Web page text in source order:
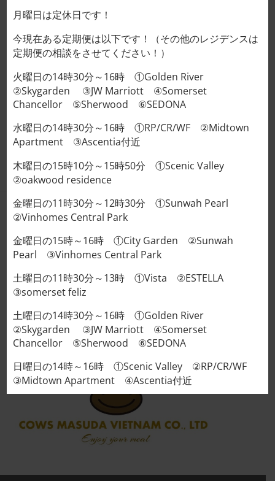
ださい。
BISTRO NIQに卸をしています！
IZUMI MARTさんに卸をしています！
Butcher Masuda ホーチミン店
COWS MASUDA
VIETNAM
Tel: 日本語: +84902746691 - ベトナム語: 0898570696
Web： cowsmasudahcm.com
月曜日は定休日です！
今現在ある定期便は以下です！（その他のレジデンスは
定期便の相談をさせてください！）
火曜日の14時30分～16時 ①Golden River
②Skygarden ③JW Marriott ④Somerset
Chancellor ⑤Sherwood ⑥SEDONA
水曜日の14時30分～16時 ①RP/CR/WF ②Midtown
Apartment ③Ascentia付近
木曜日の15時10分～15時50分 ①Scenic Valley
②oakwood residence
金曜日の11時30分～12時30分 ①Sunwah Pearl
②Vinhomes Central Park
金曜日の15時～16時 ①City Garden ②Sunwah
Pearl ③Vinhomes Central Park
土曜日の11時30分～13時 ①Vista ②ESTELLA
③somerset feliz
土曜日の14時30分～16時 ①Golden River
②Skygarden ③JW Marriott ④Somerset
Chancellor ⑤Sherwood ⑥SEDONA
日曜日の14時～16時 ①Scenic Valley ②RP/CR/WF
③Midtown Apartment ④Ascentia付近